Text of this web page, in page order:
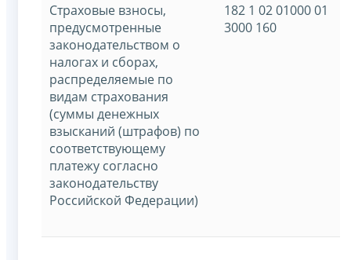
Страховые взносы,
предусмотренные
законодательством о
налогах и сборах,
распределяемые по
видам страхования
(суммы денежных
взысканий (штрафов) по
соответствующему
платежу согласно
законодательству
Российской Федерации)
182 1 02 01000 01
3000 160